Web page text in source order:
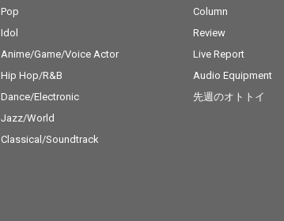
Pop
Idol
Anime/Game/Voice Actor
Hip Hop/R&B
Dance/Electronic
Jazz/World
Classical/Soundtrack
Column
Review
Live Report
Audio Equipment
先週のオトトイ